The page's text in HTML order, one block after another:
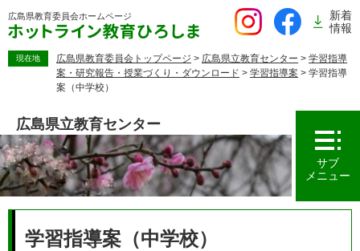
ー
す。
広島県教育委員会ホームページ
新着
情報
現在地 広島県教育委員会トップページ > 広島県立教育センター > 学習指導
案・研究報告・授業づくり・ダウンロード > 学習指導案 > 学習指導
案（中学校）
広島県立教育センター
サブ
メニュー
学習指導案（中学校）